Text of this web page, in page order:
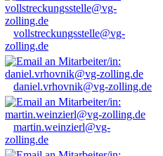
vollstreckungsstelle@vg-
zolling.de
daniel.vrhovnik@vg-zolling.de
martin.weinzierl@vg-
zolling.de